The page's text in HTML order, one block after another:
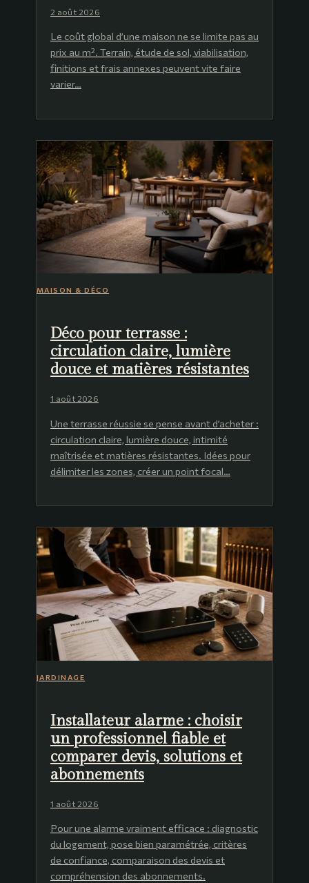
2 août 2026
Le coût global d’une maison ne se limite pas au
prix au m². Terrain, étude de sol, viabilisation,
finitions et frais annexes peuvent vite faire
varier…
MAISON & DÉCO
Déco pour terrasse :
circulation claire, lumière
douce et matières résistantes
1 août 2026
Une terrasse réussie se pense avant d’acheter :
circulation claire, lumière douce, intimité
maîtrisée et matières résistantes. Idées pour
délimiter les zones, créer un point focal…
JARDINAGE
Installateur alarme : choisir
un professionnel fiable et
comparer devis, solutions et
abonnements
1 août 2026
Pour une alarme vraiment efficace : diagnostic
du logement, pose bien paramétrée, critères
de confiance, comparaison des devis et
compréhension des abonnements.